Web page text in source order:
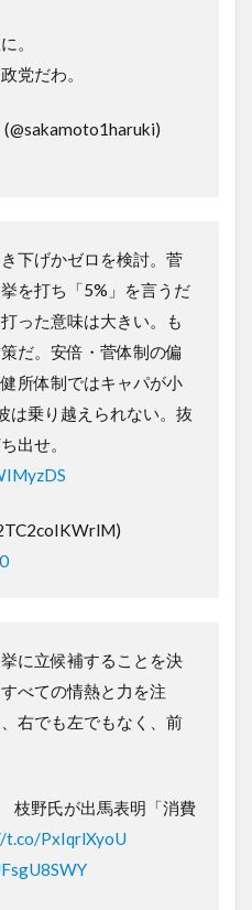
。
党だわ。
下げかゼロを検討。菅
を打ち「5%」を言うだ
った意味は大きい。も
だ。安倍・菅体制の偏
所体制ではキャパが小
は乗り越えられない。抜
出せ。
に立候補することを決
べての情熱と力を注
右でも左でもなく、前
枝野氏が出馬表明「消費
t.co/PxIqrlXyoU